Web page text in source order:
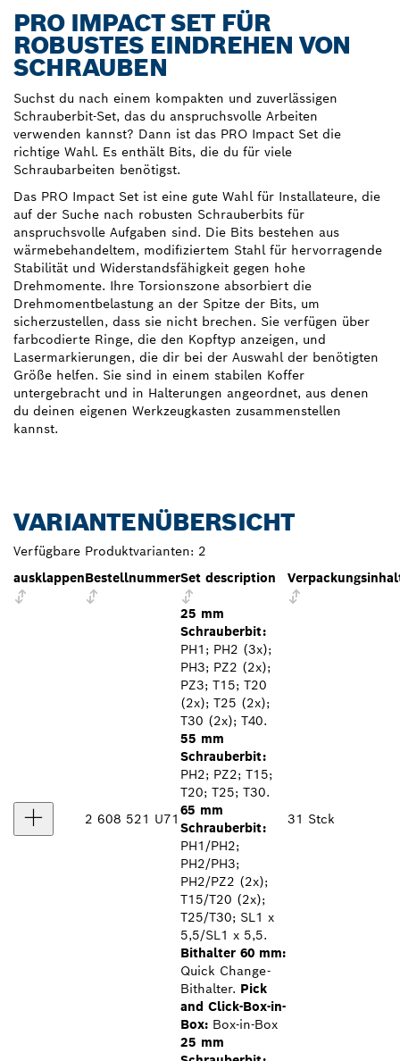
PRO IMPACT SET FÜR
ROBUSTES EINDREHEN VON
SCHRAUBEN
Suchst du nach einem kompakten und zuverlässigen
Schrauberbit-Set, das du anspruchsvolle Arbeiten
verwenden kannst? Dann ist das PRO Impact Set die
richtige Wahl. Es enthält Bits, die du für viele
Schraubarbeiten benötigst.
Das PRO Impact Set ist eine gute Wahl für Installateure, die
auf der Suche nach robusten Schrauberbits für
anspruchsvolle Aufgaben sind. Die Bits bestehen aus
wärmebehandeltem, modifiziertem Stahl für hervorragende
Stabilität und Widerstandsfähigkeit gegen hohe
Drehmomente. Ihre Torsionszone absorbiert die
Drehmomentbelastung an der Spitze der Bits, um
sicherzustellen, dass sie nicht brechen. Sie verfügen über
farbcodierte Ringe, die den Kopftyp anzeigen, und
Lasermarkierungen, die dir bei der Auswahl der benötigten
Größe helfen. Sie sind in einem stabilen Koffer
untergebracht und in Halterungen angeordnet, aus denen
du deinen eigenen Werkzeugkasten zusammenstellen
kannst.
VARIANTENÜBERSICHT
Verfügbare Produktvarianten: 2
ausklappenBestellnummerSet description
2 608 521 U71
25 mm
Schrauberbit:
PH1; PH2 (3x);
PH3; PZ2 (2x);
PZ3; T15; T20
(2x); T25 (2x);
T30 (2x); T40.
55 mm
Schrauberbit:
PH2; PZ2; T15;
T20; T25; T30.
65 mm
Schrauberbit:
PH1/PH2;
PH2/PH3;
PH2/PZ2 (2x);
T15/T20 (2x);
T25/T30; SL1 x
5,5/SL1 x 5,5.
Bithalter 60 mm:
Quick Change-
Bithalter. Pick
and Click-Box-in-
Box: Box-in-Box
31 Stck
25 mm